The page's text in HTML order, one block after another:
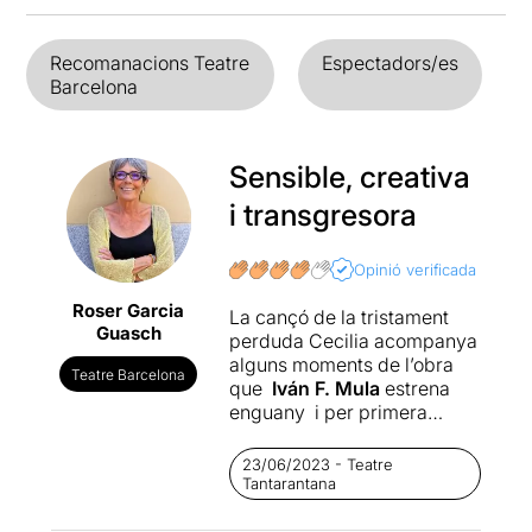
Recomanacions Teatre
Barcelona
Espectadors/es
Roser Garcia
Guasch
Teatre Barcelona
Sensible, creativa
i transgresora
Opinió verificada
La cançó de la tristament
perduda Cecilia acompanya
alguns moments de l’obra
que Iván F. Mula estrena
enguany i per primera
professional amb un text
actual, valent, trencador
amb la companyiaNo-res.
23/06/2023 - Teatre
Tantarantana